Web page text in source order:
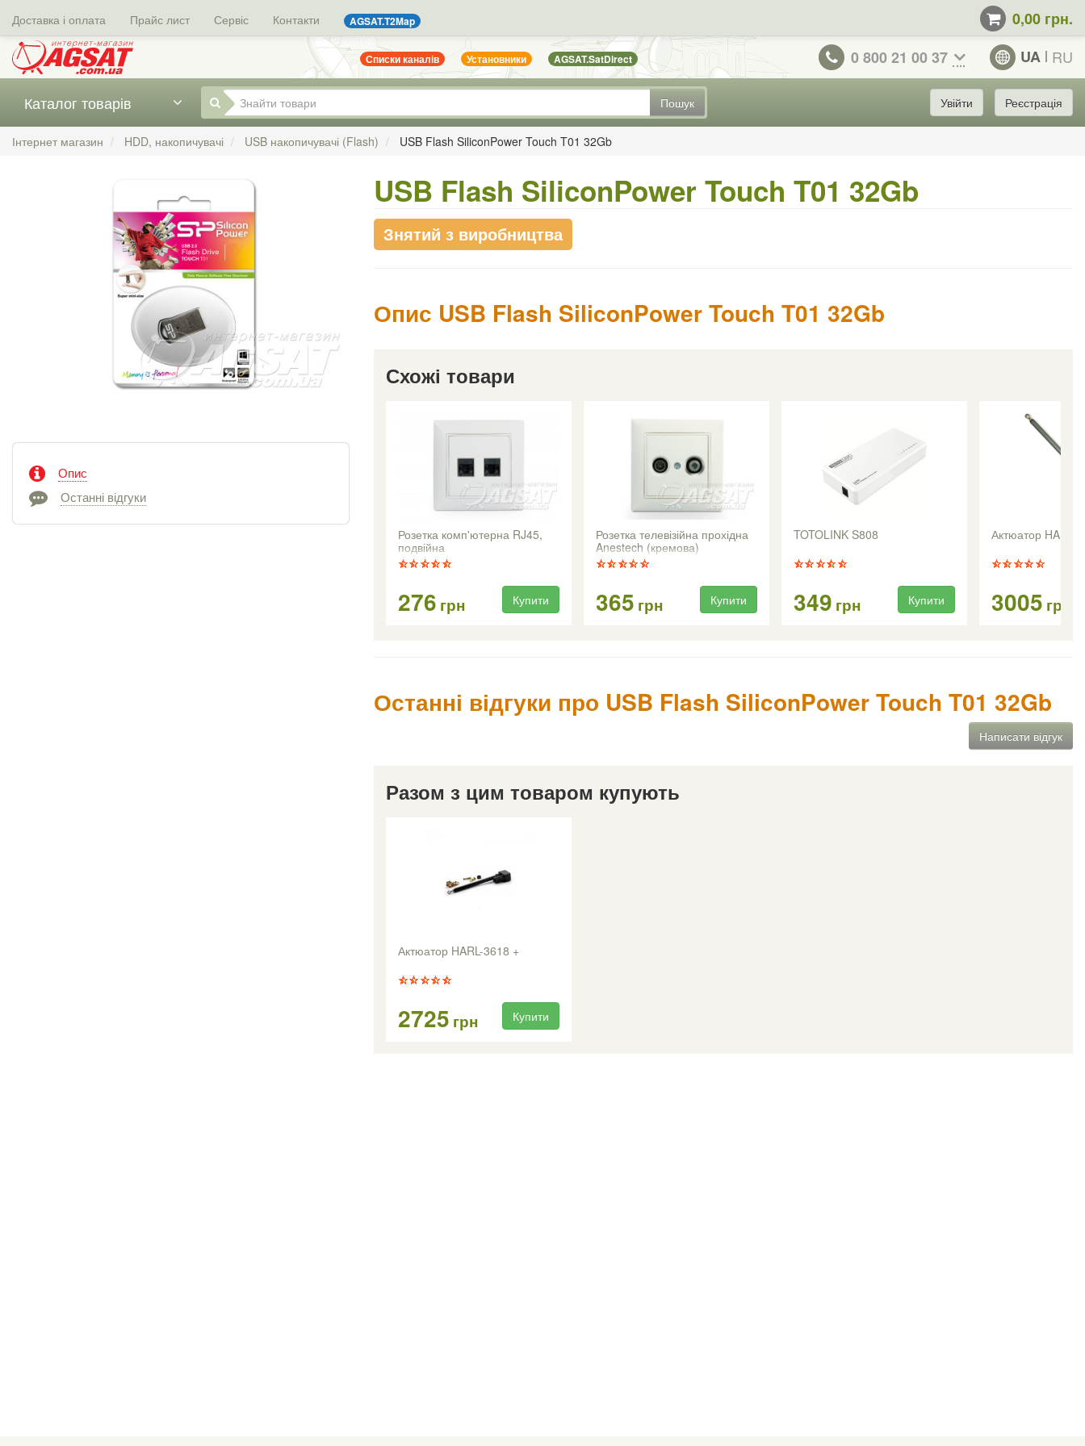
Доставка і оплата Прайс лист Сервіс Контакти AGSAT.T2Map 0,00 грн.
Списки каналів Установники AGSAT.SatDirect 0 800 21 00 37 UA RU
Пошук
Каталог товарів Увійти Реєстрація
Інтернет магазин HDD, накопичувачі USB накопичувачі (Flash) USB Flash SiliconPower Touch T01 32Gb
Опис
Останні відгуки
USB Flash SiliconPower Touch T01 32Gb
Знятий з виробництва
Опис USB Flash SiliconPower Touch T01 32Gb
Схожі товари
Розетка комп'ютерна RJ45,
подвійна
276 грн Купити
Розетка телевізійна прохідна
Anestech (кремова)
365 грн Купити
TOTOLINK S808
349 грн Купити
Актюатор HARL-
3005 грн
Останні відгуки про USB Flash SiliconPower Touch T01 32Gb
Написати відгук
Разом з цим товаром купують
Актюатор HARL-3618 +
2725 грн Купити